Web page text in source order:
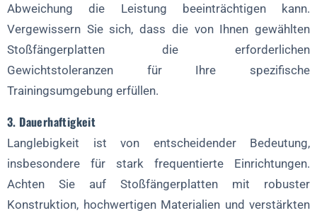
Abweichung die Leistung beeinträchtigen kann.
Vergewissern Sie sich, dass die von Ihnen gewählten
Stoßfängerplatten die erforderlichen
Gewichtstoleranzen für Ihre spezifische
Trainingsumgebung erfüllen.
3. Dauerhaftigkeit
Langlebigkeit ist von entscheidender Bedeutung,
insbesondere für stark frequentierte Einrichtungen.
Achten Sie auf Stoßfängerplatten mit robuster
Konstruktion, hochwertigen Materialien und verstärkten